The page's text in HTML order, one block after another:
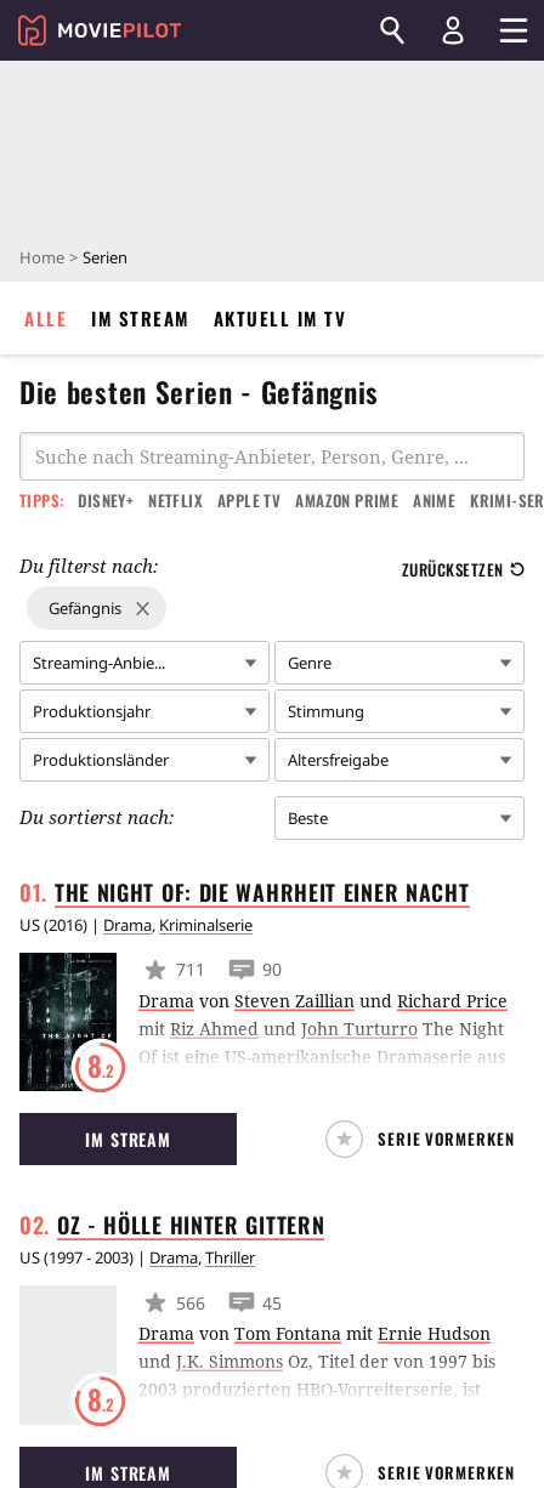
Home Serien
ALLE IM STREAM AKTUELL IM TV
Die besten Serien - Gefängnis
TIPPS: DISNEY+ NETFLIX APPLE TV AMAZON PRIME ANIME KRIMI-
Du filterst nach: ZURÜCKSETZEN
Gefängnis
Streaming-Anbie... Genre
Produktionsjahr Stimmung
Produktionsländer Altersfreigabe
Du sortierst nach: Beste
THE NIGHT OF: DIE WAHRHEIT EINER NACHT
US(2016) | Drama, Kriminalserie
8.2
711
90
Drama von Steven Zaillian und Richard Price
mit Riz Ahmed und John Turturro The Night
Of ist eine US-amerikanische Dramaserie aus
Mal ausgestrahlt wurde. Das Format basiert
auf der britischen BBC-Serie Criminal Justice
und erzählt von einem jungen Mann, der von
verdächtigt wird. John Turturro eilt dem
Unglücklichen in seiner Not als Anwalt zur
IM STREAM SERIE VORMERKEN
OZ - HÖLLE HINTERGITTERN
US(1997 - 2003) | Drama,Thriller
8.2
566
45
Drama von Tom Fontana mit Ernie Hudson
und J.K. Simmons Oz, Titel der von 1997 bis
2003 produzierten HBO-Vorreiterserie, ist
Hochsicherheitsgefängnisses, in dem sich der
experimentelle Trakt Emerald City befindet.
IM STREAM SERIE VORMERKEN